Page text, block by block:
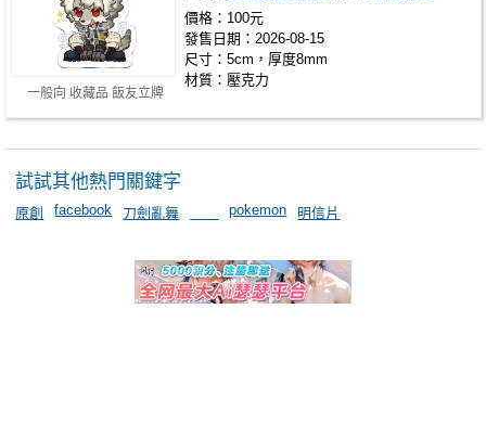
一般向 收藏品 飯友立牌
價格：100元
發售日期：2026-08-15
尺寸：5cm，厚度8mm
材質：壓克力
試試其他熱門關鍵字
原創 facebook 刀劍亂舞 pokemon 明信片